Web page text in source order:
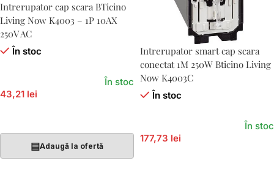
Intrerupator cap scara BTicino
Living Now K4003 – 1P 10AX
250V AC
În stoc
43,21 lei
În stoc
▤Adaugă la ofertă
Intrerupator smart cap scara
conectat 1M 250W Bticino Living
Now K4003C
În stoc
177,73 lei
În stoc